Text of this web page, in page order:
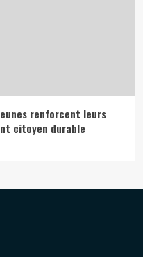
renforcent leurs
citoyen durable